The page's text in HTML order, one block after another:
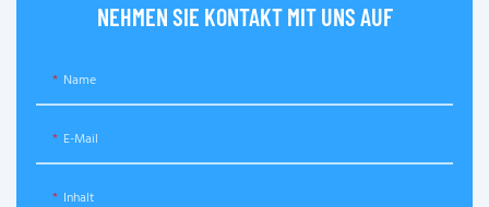
NEHMEN SIE KONTAKT MIT UNS AUF
Name
E-Mail
Inhalt